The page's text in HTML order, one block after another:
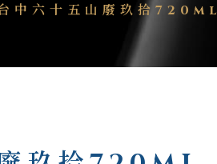
中六十五山廢玖拾720ml